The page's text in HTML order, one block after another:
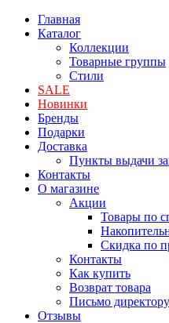
Главная
Каталог
Коллекции
Товарные группы
Стили
SALE
Новинки
Бренды
Подарки
Доставка
Пункты выдачи
Контакты
О магазине
Акции
Товары по
Скидка по
Контакты
Как купить
Возврат товара
Письмо директору
Отзывы